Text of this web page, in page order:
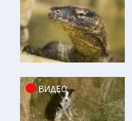
ВИДЕО